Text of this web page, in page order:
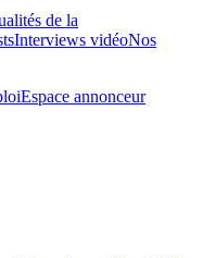
de la
Interviews vidéoNos
Espace annonceur